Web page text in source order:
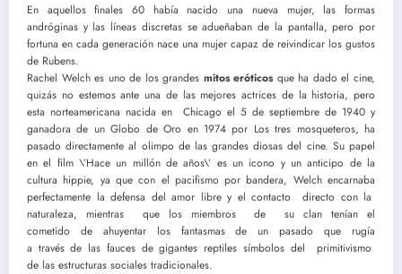
En aquellos finales 60 había nacido una nueva mujer, las formas
andróginas y las líneas discretas se adueñaban de la pantalla, pero por
fortuna en cada generación nace una mujer capaz de reivindicar los gustos
de Rubens.
Rachel Welch es uno de los grandes mitos eróticosque ha dado el cine,
quizás no estemos ante una de las mejores actrices de la historia, pero
esta norteamericana nacida en Chicago el 5 de septiembre de 1940 y
ganadora de un Globo de Oro en 1974 por Los tres mosqueteros, ha
pasado directamente al olimpo de las grandes diosas del cine. Su papel
en el film \’Hace un millón de años\’ es un icono y un anticipo de la
cultura hippie, ya que con el pacifismo por bandera, Welch encarnaba
perfectamente la defensa del amor libre y el contacto directo con la
naturaleza, mientras que los miembros de su clan tenían el
cometido de ahuyentar los fantasmas de un pasado que rugía
a través de las fauces de gigantes reptiles símbolos del primitivismo
de las estructuras sociales tradicionales.